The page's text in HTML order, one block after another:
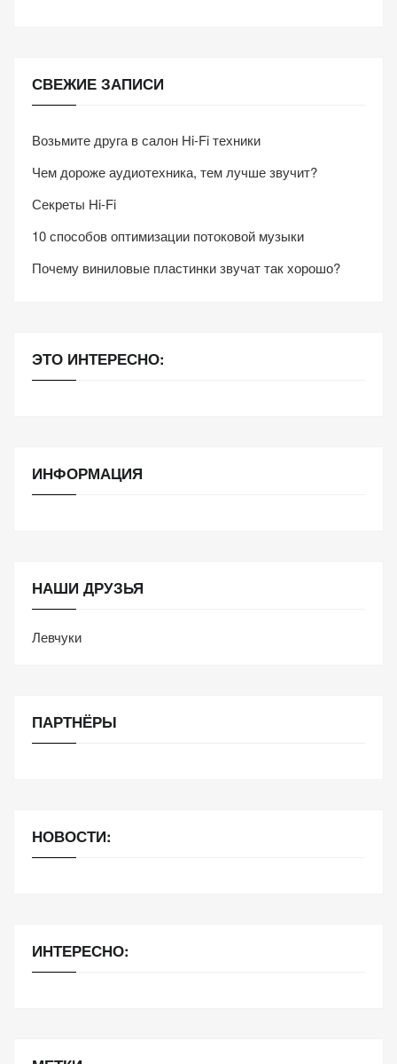
СВЕЖИЕ ЗАПИСИ
Возьмите друга в салон Hi-Fi техники
Чем дороже аудиотехника, тем лучше звучит?
Секреты Hi-Fi
10 способов оптимизации потоковой музыки
Почему виниловые пластинки звучат так хорошо?
ЭТО ИНТЕРЕСНО:
ИНФОРМАЦИЯ
НАШИ ДРУЗЬЯ
Левчуки
ПАРТНЁРЫ
НОВОСТИ:
ИНТЕРЕСНО: